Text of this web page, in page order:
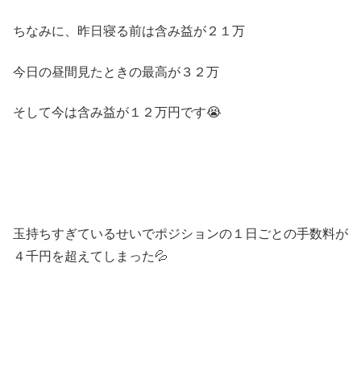
ちなみに、昨日寝る前は含み益が２１万
今日の昼間見たときの最高が３２万
そして今は含み益が１２万円です😭
玉持ちすぎているせいでポジションの１日ごとの手数料が
４千円を超えてしまった💦